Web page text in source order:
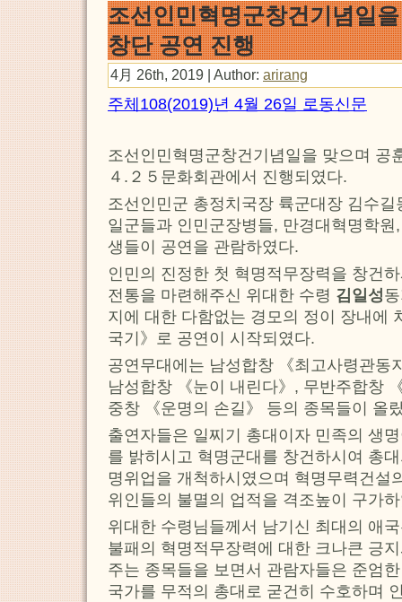
조선인민혁명군창건기념일
창단 공연 진행
4月 26th, 2019 | Author: arirang
주체108(2019)년 4월 26일 로동신문
조선인민혁명군창건기념일을 맞으며 공
４.２５문화회관에서 진행되였다.
조선인민군 총정치국장 륙군대장 김수
일군들과 인민군장병들, 만경대혁명학
생들이 공연을 관람하였다.
인민의 진정한 첫 혁명적무장력을 창건
전통을 마련해주신 위대한 수령 김일성
지에 대한 다함없는 경모의 정이 장내에
국기》로 공연이 시작되였다.
공연무대에는 남성합창 《최고사령관동
남성합창 《눈이 내린다》, 무반주합창
중창 《운명의 손길》 등의 종목들이 올
출연자들은 일찌기 총대이자 민족의 생
를 밝히시고 혁명군대를 창건하시여 총
명위업을 개척하시였으며 혁명무력건설
위인들의 불멸의 업적을 격조높이 구가
위대한 수령님들께서 남기신 최대의 애
불패의 혁명적무장력에 대한 크나큰 긍
주는 종목들을 보면서 관람자들은 준엄
국가를 무적의 총대로 굳건히 수호하며